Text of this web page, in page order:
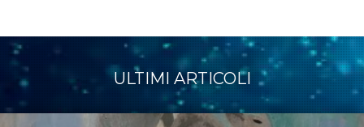
ULTIMI ARTICOLI